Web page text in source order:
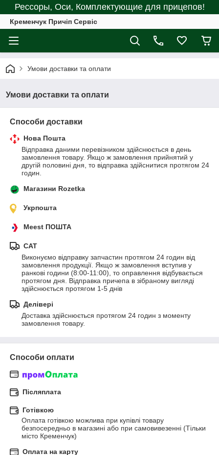
Рессоры, Оси, Комплектующие для прицепов!
Кременчук Причіп Сервіс
Умови доставки та оплати
Умови доставки та оплати
Способи доставки
Нова Пошта
Відправка даними перевізником здійснюється в день
замовлення товару. Якщо ж замовлення прийнятий у
другій половині дня, то відправка здійснитися протягом 24
годин.
Магазини Rozetka
Укрпошта
Meest ПОШТА
САТ
Виконуємо відправку запчастин протягом 24 годин від
замовлення продукції. Якщо ж замовлення вступив у
ранкові години (8:00-11:00), то оправлення відбувається
протягом дня. Відправка причепа в зібраному вигляді
здійснюється протягом 1-5 днів
Делівері
Доставка здійснюється протягом 24 годин з моменту
замовлення товару.
Способи оплати
Післяплата
Готівкою
Оплата готівкою можлива при купівлі товару
безпосередньо в магазині або при самовивезенні (Тільки
місто Кременчук)
Оплата на карту